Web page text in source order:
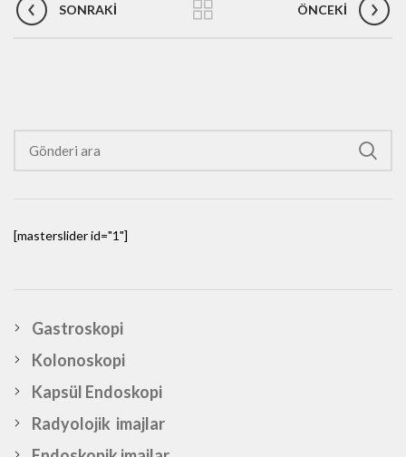
SONRAKI ÖNCEKI
[masterslider id="1"]
Gastroskopi
Kolonoskopi
Kapsül Endoskopi
Radyolojik imajlar